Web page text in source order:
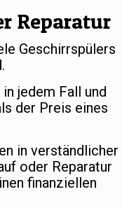
Reparatur
Geschirrspülers
jedem Fall und
der Preis eines
in verständlicher
oder Reparatur
finanziellen